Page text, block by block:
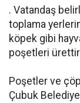
. Vatandaş
toplama
köpek gibi
poşetleri
Poşetler ve
Çubuk